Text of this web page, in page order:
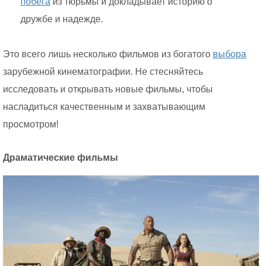
дружбе и надежде.
Это всего лишь несколько фильмов из богатого выбора
зарубежной кинематографии. Не стесняйтесь
исследовать и открывать новые фильмы, чтобы
насладиться качественным и захватывающим
просмотром!
Драматические фильмы